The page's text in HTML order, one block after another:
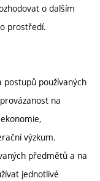
o dalším
prostředí.
používaných
na
výzkum.
předmětů a na
jednotlivé